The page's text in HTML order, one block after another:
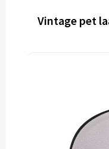
Vintage pet